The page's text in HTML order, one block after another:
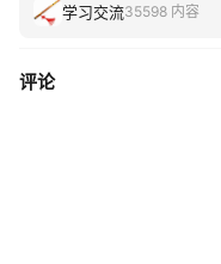
学习交流35598 内容
评论